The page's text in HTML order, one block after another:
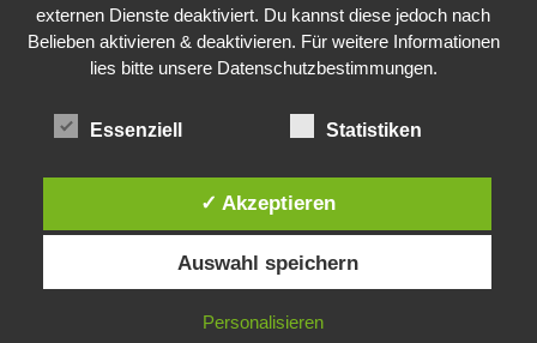
externen Dienste deaktiviert. Du kannst diese jedoch nach
Belieben aktivieren & deaktivieren. Für weitere Informationen
lies bitte unsere Datenschutzbestimmungen.
Essenziell Statistiken
✓ Akzeptieren
Auswahl speichern
Personalisieren